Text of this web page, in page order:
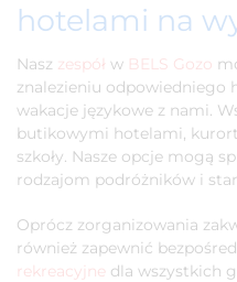
hotelami na
Nasz zespół w BELS Gozo
znalezieniu odpowiedniego
wakacje językowe z nami.
butikowymi hotelami,
szkoły. Nasze opcje mogą
rodzajom podróżników i
Oprócz zorganizowania
również zapewnić
rekreacyjne dla wszystkich